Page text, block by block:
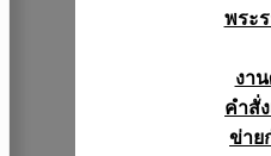
พระ
งา
คำสั่
ข่าย